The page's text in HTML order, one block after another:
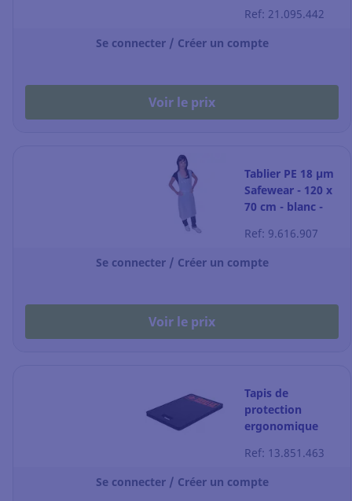
Ref: 21.095.442
Se connecter / Créer un compte
Voir le prix
Tablier PE 18 µm
Safewear - 120 x
70 cm - blanc -
Ref: 9.616.907
Se connecter / Créer un compte
Voir le prix
Tapis de
protection
ergonomique
360 x 530 x 25
mm
Ref: 13.851.463
Se connecter / Créer un compte